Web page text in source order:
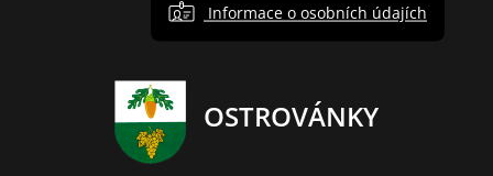
Informace o osobních údajích
OSTROVÁNKY